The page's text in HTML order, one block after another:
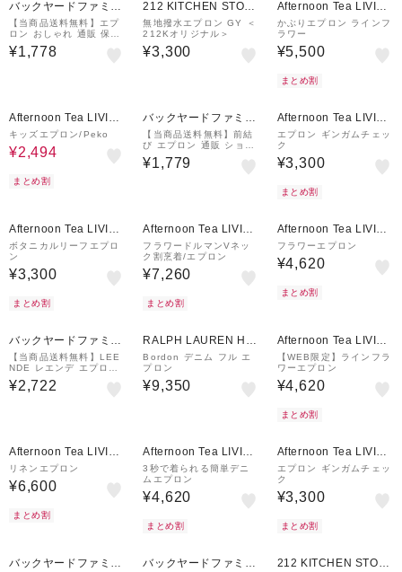
バックヤードファミリ
ー
【当商品送料無料】エプ
ロン おしゃれ 通販 保育
士 レディース ナチュラ
ル 前結び たすき掛け ha
¥1,778
212 KITCHEN STOR
E
無地撥水エプロン GY ＜
212Kオリジナル＞
¥3,300
Afternoon Tea LIVIN
G
かぶりエプロン ラインフ
ラワー
¥5,500
まとめ割
Afternoon Tea LIVIN
G
キッズエプロン/Peko
¥2,494
まとめ割
バックヤードファミリ
ー【当商品送料無料】前結
び エプロン 通販 ショー
ト丈 レディース 保育士
たすき掛け habituel ア
¥1,779
Afternoon Tea LIVIN
G
エプロン ギンガムチェッ
ク
¥3,300
まとめ割
Afternoon Tea LIVIN
G
ボタニカルリーフエプロ
ン
¥3,300
まとめ割
Afternoon Tea LIVIN
G
フラワードルマンVネッ
ク割烹着/エプロン
¥7,260
まとめ割
Afternoon Tea LIVIN
G
フラワーエプロン
¥4,620
まとめ割
バックヤードファミリ
ー
【当商品送料無料】LEE
NDE レエンデ エプロン
ポケット 通販 前掛け 前
掛 綿100% 保育士 ワー
¥2,722
RALPH LAUREN HO
ME
Bordon デニム フル エ
プロン
¥9,350
Afternoon Tea LIVIN
G
【WEB限定】ラインフラ
ワーエプロン
¥4,620
まとめ割
Afternoon Tea LIVIN
G
リネンエプロン
¥6,600
まとめ割
Afternoon Tea LIVIN
G
3秒で着られる簡単デニ
ムエプロン
¥4,620
まとめ割
Afternoon Tea LIVIN
G
エプロン ギンガムチェッ
ク
¥3,300
まとめ割
バックヤードファミリ
バックヤードファミリ
212 KITCHEN STOR